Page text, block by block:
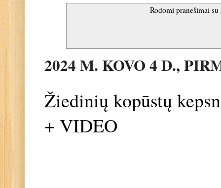
Rodomi pranešimai
2024 M. KOVO 4 D.,
Žiedinių kopūstų
+ VIDEO